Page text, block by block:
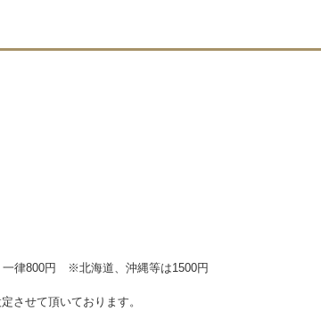
律800円 ※北海道、沖縄等は1500円
させて頂いております。